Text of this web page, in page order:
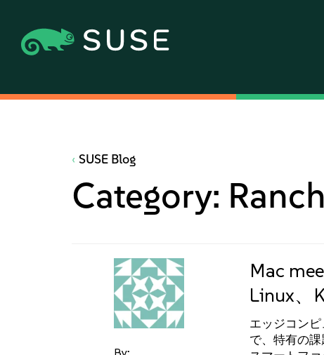
SUSE Blog
Category:
By:
Mac
Linux、
エッジコン
で、特有の